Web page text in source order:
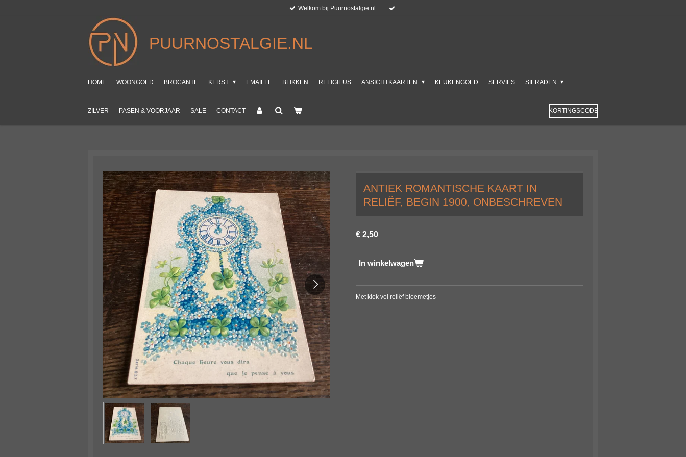
Welkom bij Puurnostalgie.nl
PUURNOSTALGIE.NL
HOME WOONGOED BROCANTE KERST EMAILLE BLIKKEN RELIGIEUS ANSICHTKAARTEN KEUKENGOED SERVIES SIERADEN
ZILVER PASEN & VOORJAAR SALE CONTACT KORTINGSCODE
ANTIEK ROMANTISCHE KAART IN
RELIËF, BEGIN 1900, ONBESCHREVEN
€ 2,50
In winkelwagen
Met klok vol reliëf bloemetjes